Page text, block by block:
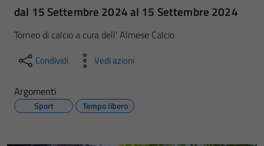
dal 15 Settembre 2024 al 15 Settembre 2024
Torneo di calcio a cura dell' Almese Calcio
Condividi Vedi azioni
Argomenti
Sport Tempo libero